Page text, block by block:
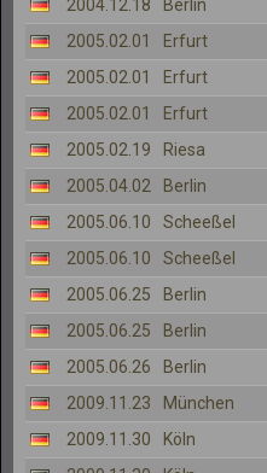
2004.12.18
Berlin
2005.02.01
Erfurt
2005.02.01
Erfurt
2005.02.01
Erfurt
2005.02.19
Riesa
2005.04.02
Berlin
2005.06.10
Scheeßel
2005.06.10
Scheeßel
2005.06.25
Berlin
2005.06.25
Berlin
2005.06.26
Berlin
2009.11.23
München
2009.11.30
Köln